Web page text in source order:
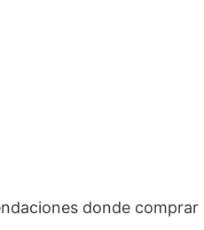
donde comprar